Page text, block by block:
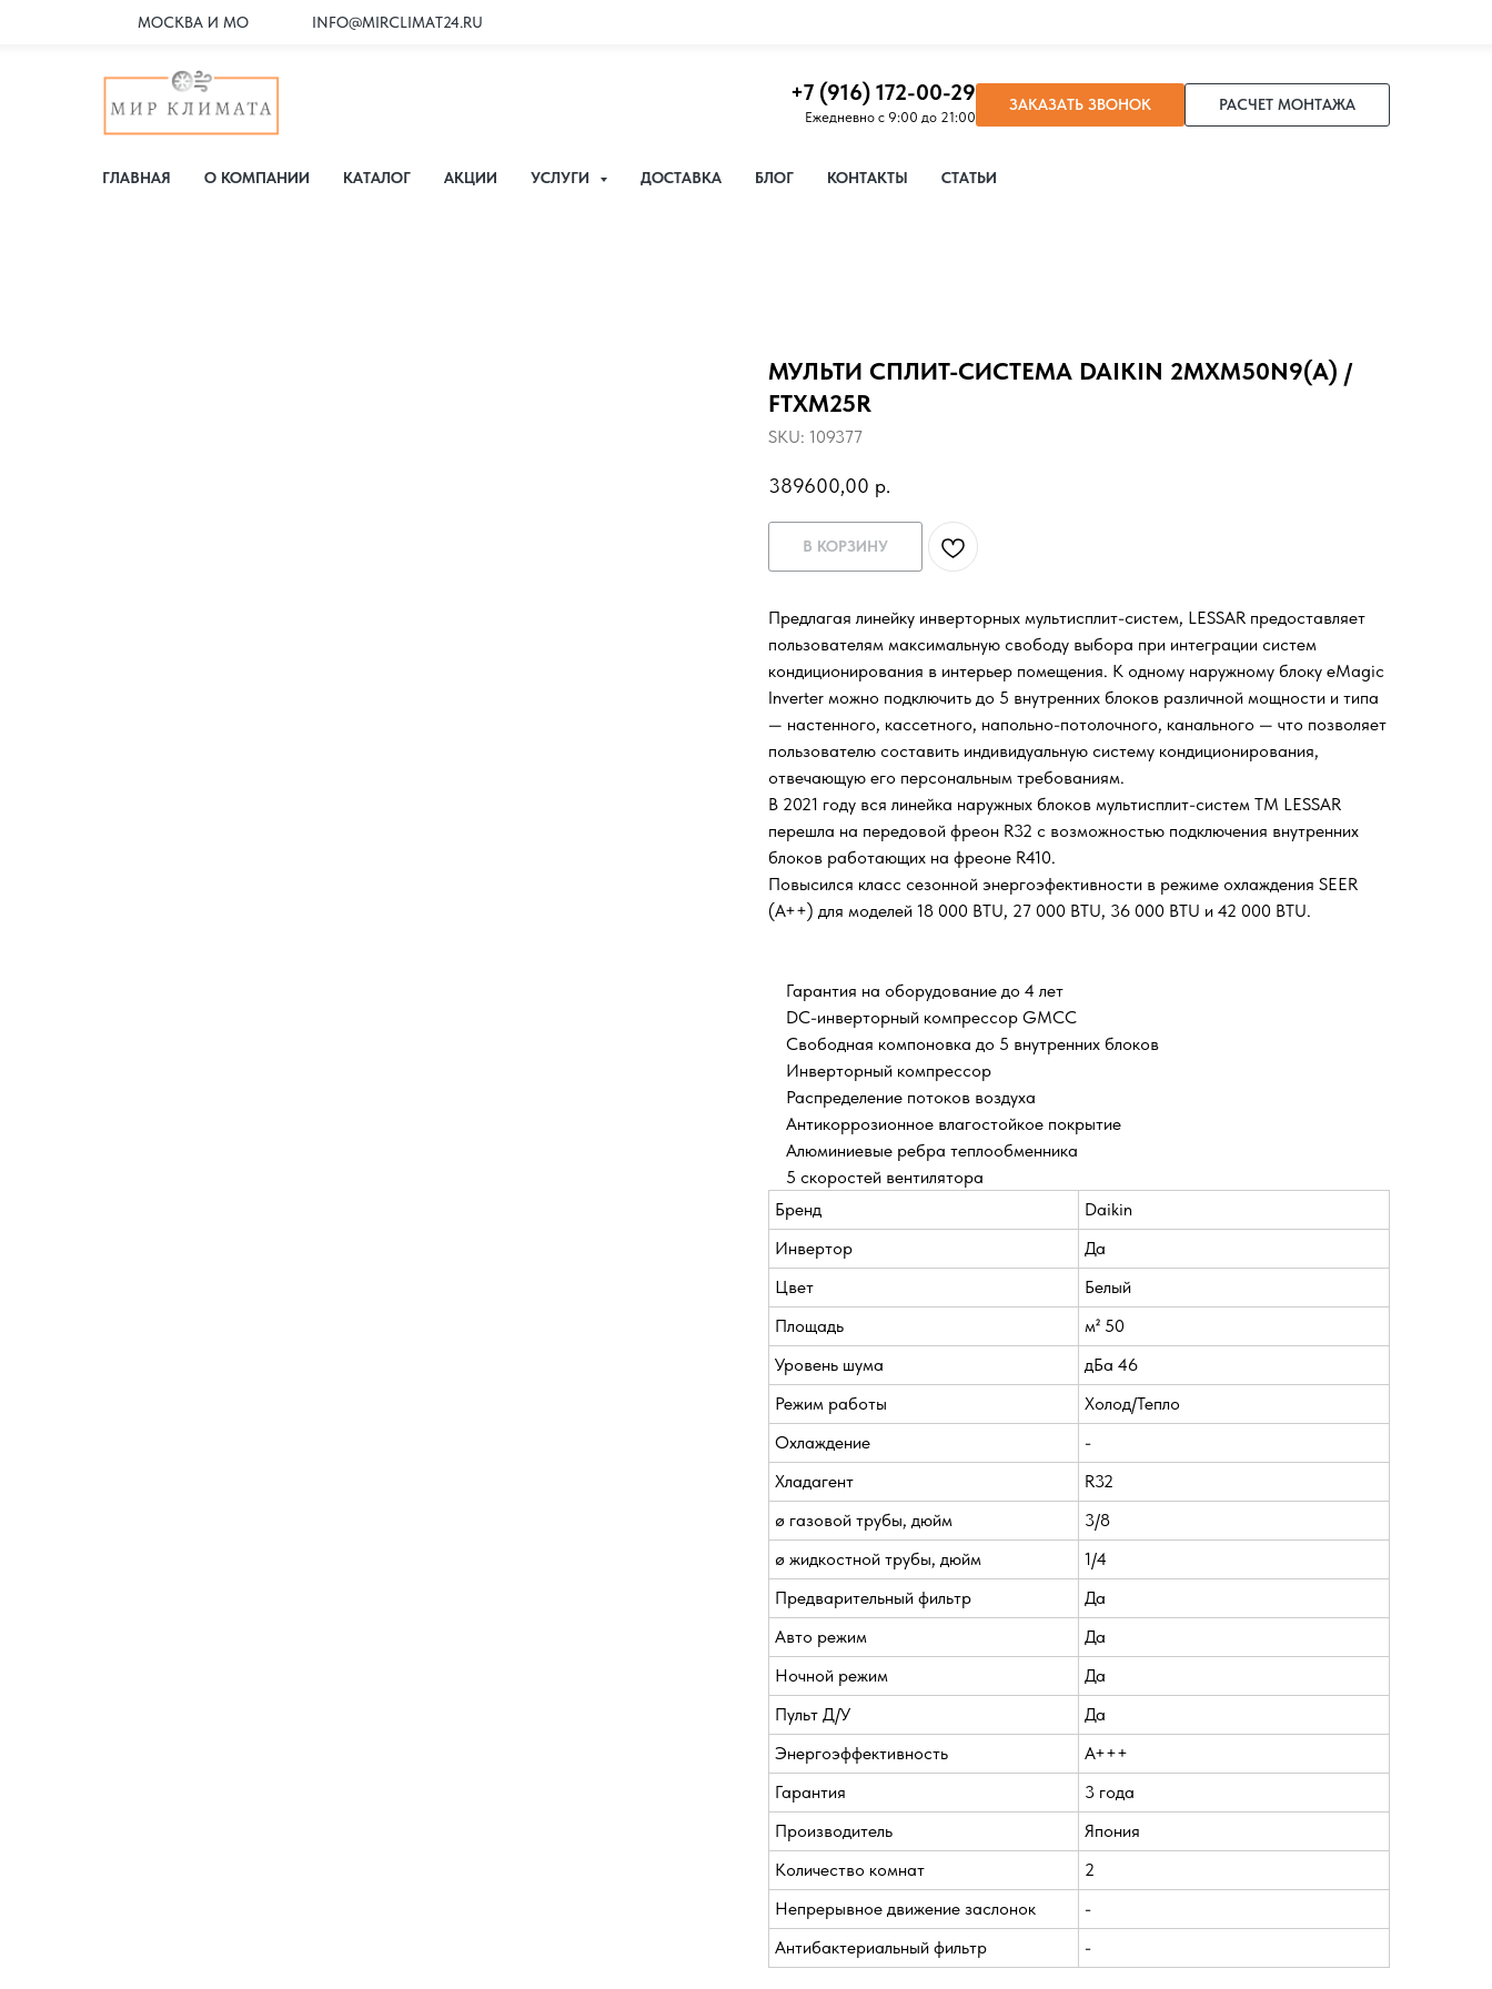
МОСКВА И МО INFO@MIRCLIMAT24.RU
+7 (916) 172-00-29
Ежедневно с 9:00 до 21:00
ЗАКАЗАТЬ ЗВОНОК РАСЧЕТ МОНТАЖА
ГЛАВНАЯ О КОМПАНИИ КАТАЛОГ АКЦИИ УСЛУГИ ДОСТАВКА БЛОГ КОНТАКТЫ СТАТЬИ
МУЛЬТИ СПЛИТ-СИСТЕМА DAIKIN 2MXM50N9(A) /
FTXM25R
SKU: 109377
389600,00 р.
В КОРЗИНУ
Предлагая линейку инверторных мультисплит-систем, LESSAR предоставляет
пользователям максимальную свободу выбора при интеграции систем
кондиционирования в интерьер помещения. К одному наружному блоку eMagic
Inverter можно подключить до 5 внутренних блоков различной мощности и типа
— настенного, кассетного, напольно-потолочного, канального — что позволяет
пользователю составить индивидуальную систему кондиционирования,
отвечающую его персональным требованиям.
В 2021 году вся линейка наружных блоков мультисплит-систем TM LESSAR
перешла на передовой фреон R32 с возможностью подключения внутренних
блоков работающих на фреоне R410.
Повысился класс сезонной энергоэфективности в режиме охлаждения SEER
(A++) для моделей 18 000 BTU, 27 000 BTU, 36 000 BTU и 42 000 BTU.
Гарантия на оборудование до 4 лет
DС-инверторный компрессор GMCC
Свободная компоновка до 5 внутренних блоков
Инверторный компрессор
Распределение потоков воздуха
Антикоррозионное влагостойкое покрытие
Алюминиевые ребра теплообменника
5 скоростей вентилятора
Бренд
Daikin
Инвертор
Да
Цвет
Белый
Площадь
м² 50
Уровень шума
дБа 46
Режим работы
Холод/Тепло
Охлаждение
-
Хладагент
R32
ø газовой трубы, дюйм
3/8
ø жидкостной трубы, дюйм
1/4
Предварительный фильтр
Да
Авто режим
Да
Ночной режим
Да
Пульт Д/У
Да
Энергоэффективность
A+++
Гарантия
3 года
Производитель
Япония
Количество комнат
2
Непрерывное движение заслонок
-
Антибактериальный фильтр
-